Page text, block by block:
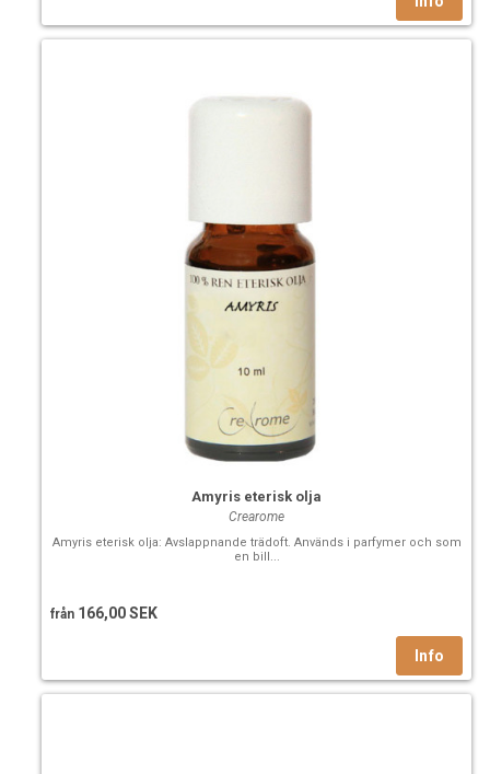
Amyris eterisk olja
Crearome
Amyris eterisk olja: Avslappnande trädoft. Används i parfymer och som
en bill...
från 166,00 SEK